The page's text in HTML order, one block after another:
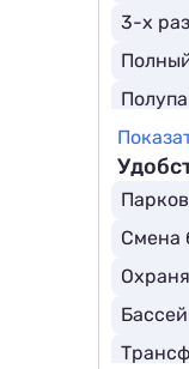
3-х
Все
Смена